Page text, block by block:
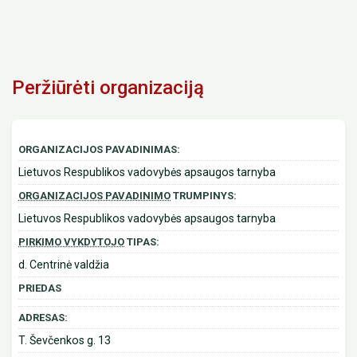
Peržiūrėti organizaciją
ORGANIZACIJOS PAVADINIMAS:
Lietuvos Respublikos vadovybės apsaugos tarnyba
ORGANIZACIJOS PAVADINIMO TRUMPINYS:
Lietuvos Respublikos vadovybės apsaugos tarnyba
PIRKIMO VYKDYTOJO TIPAS:
d. Centrinė valdžia
PRIEDAS
ADRESAS:
T. Ševčenkos g. 13